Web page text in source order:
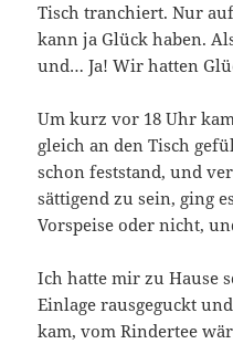
Tisch tranchiert. Nur
kann ja Glück haben.
und… Ja! Wir hatten
Um kurz vor 18 Uhr
gleich an den Tisch
schon feststand, und
sättigend zu sein, ging
Vorspeise oder nicht,
Ich hatte mir zu Hause
Einlage rausgeguckt
kam, vom Rindertee